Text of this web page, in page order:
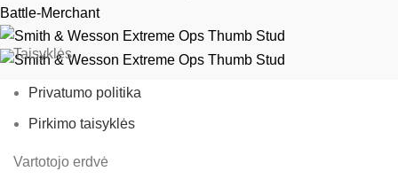
Battle-Merchant
Taisyklės
Privatumo politika
Pirkimo taisyklės
Vartotojo erdvė